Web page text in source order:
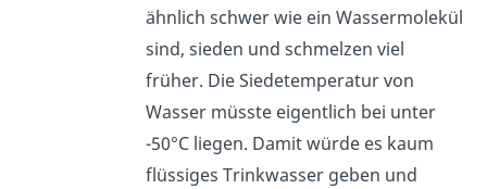
ähnlich schwer wie ein Wassermolekül
sind, sieden und schmelzen viel
früher. Die Siedetemperatur von
Wasser müsste eigentlich bei unter
-50°C liegen. Damit würde es kaum
flüssiges Trinkwasser geben und